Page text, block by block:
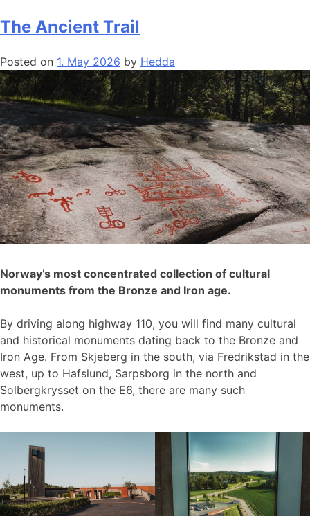
The Ancient Trail
Posted on 1. May 2026 by Hedda
Norway’s most concentrated collection of cultural
monuments from the Bronze and Iron age.
By driving along highway 110, you will find many cultural
and historical monuments dating back to the Bronze and
Iron Age. From Skjeberg in the south, via Fredrikstad in the
west, up to Hafslund, Sarpsborg in the north and
Solbergkrysset on the E6, there are many such
monuments.